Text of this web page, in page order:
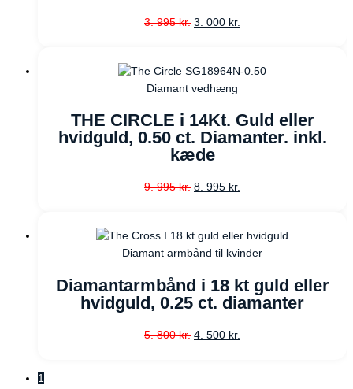
3. 995kr. 3. 000 kr.
Diamant vedhæng
THE CIRCLE i 14Kt. Guld eller
hvidguld, 0.50 ct. Diamanter. inkl.
kæde
9. 995kr. 8. 995 kr.
Diamant armbånd til kvinder
Diamantarmbånd i 18 kt guld eller
hvidguld, 0.25 ct. diamanter
5. 800kr. 4. 500 kr.
1